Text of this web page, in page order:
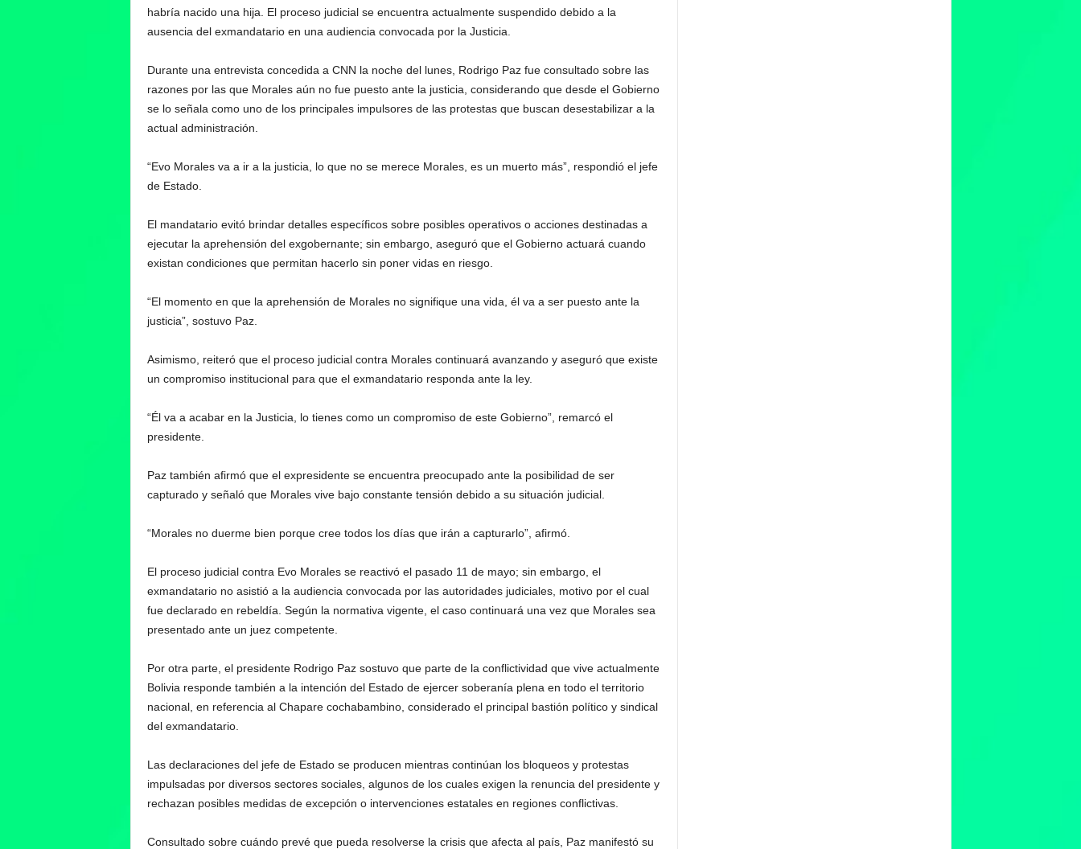
habría nacido una hija. El proceso judicial se encuentra actualmente suspendido debido a la
ausencia del exmandatario en una audiencia convocada por la Justicia.
Durante una entrevista concedida a CNN la noche del lunes, Rodrigo Paz fue consultado sobre las
razones por las que Morales aún no fue puesto ante la justicia, considerando que desde el Gobierno
se lo señala como uno de los principales impulsores de las protestas que buscan desestabilizar a la
actual administración.
“Evo Morales va a ir a la justicia, lo que no se merece Morales, es un muerto más”, respondió el jefe
de Estado.
El mandatario evitó brindar detalles específicos sobre posibles operativos o acciones destinadas a
ejecutar la aprehensión del exgobernante; sin embargo, aseguró que el Gobierno actuará cuando
existan condiciones que permitan hacerlo sin poner vidas en riesgo.
“El momento en que la aprehensión de Morales no signifique una vida, él va a ser puesto ante la
justicia”, sostuvo Paz.
Asimismo, reiteró que el proceso judicial contra Morales continuará avanzando y aseguró que existe
un compromiso institucional para que el exmandatario responda ante la ley.
“Él va a acabar en la Justicia, lo tienes como un compromiso de este Gobierno”, remarcó el
presidente.
Paz también afirmó que el expresidente se encuentra preocupado ante la posibilidad de ser
capturado y señaló que Morales vive bajo constante tensión debido a su situación judicial.
“Morales no duerme bien porque cree todos los días que irán a capturarlo”, afirmó.
El proceso judicial contra Evo Morales se reactivó el pasado 11 de mayo; sin embargo, el
exmandatario no asistió a la audiencia convocada por las autoridades judiciales, motivo por el cual
fue declarado en rebeldía. Según la normativa vigente, el caso continuará una vez que Morales sea
presentado ante un juez competente.
Por otra parte, el presidente Rodrigo Paz sostuvo que parte de la conflictividad que vive actualmente
Bolivia responde también a la intención del Estado de ejercer soberanía plena en todo el territorio
nacional, en referencia al Chapare cochabambino, considerado el principal bastión político y sindical
del exmandatario.
Las declaraciones del jefe de Estado se producen mientras continúan los bloqueos y protestas
impulsadas por diversos sectores sociales, algunos de los cuales exigen la renuncia del presidente y
rechazan posibles medidas de excepción o intervenciones estatales en regiones conflictivas.
Consultado sobre cuándo prevé que pueda resolverse la crisis que afecta al país, Paz manifestó su